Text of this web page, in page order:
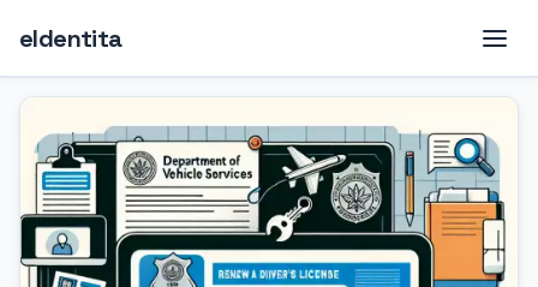
eIdentita